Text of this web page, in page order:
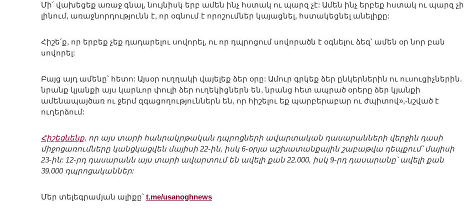
Մի՛ վախեցեք առաջ գնալ, նույնիսկ երբ ամեն ինչ հստակ ու պարզ չէ: Ամեն ինչ երբեք հստակ ու պարզ չի
լինում, առաջնորդությունն է, որ օգնում է որոշումներ կայացնել, հստակեցնել անելիքը:
Հիշե՛ք, որ երբեք չեք դադարելու սովորել, ու որ դպրոցում սովորածն է օգնելու ձեզ՝ ամեն օր նոր բան
սովորել:
Բայց այդ ամենը՝ հետո: Այսօր ուղղակի վայելեք ձեր օրը: Ամուր գրկեք ձեր ընկերներին ու ուսուցիչներին.
նրանք կյանքի այս կարևոր փուլի ձեր ուղեկիցներն են, նրանց հետ ապրած օրերը ձեր կյանքի
ամենապայծառ ու ջերմ զգացողություններն են, որ հիշելու եք պարբերաբար ու ժպիտով»,-նշված է
ուղերձում:
Հիշեցնենք, որ այս տարի հանրակրթական դպրոցների ավարտական դասարանների վերջին դասի
միջոցառումները կանցկացվեն մայիսի 22-ին, իսկ 6-օրյա աշխատանքային շաբաթվա դեպքում՝ մայիսի
23-ին: 12-րդ դասարանն այս տարի ավարտում են ավելի քան 22.000, իսկ 9-րդ դասարանը՝ ավելի քան
39.000 դպրոցականներ:
Մեր տելեգրամյան ալիքը՝ t.me/usanoghnews